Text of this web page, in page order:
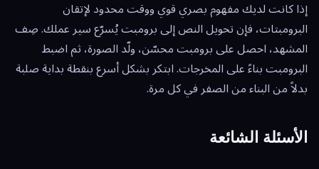
إذا كانت لديك مفهوم بصري قوي ووقت محدود لإتقان
البرومبتات، فإن تحويل النص إلى برومبت يُسرّع سير عملك. صِف
المشهد، احصل على برومبت محسّن، ولّد الصورة، ثم اضبط
البرومبت بناءً على المخرجات. ابتكر بشكل أسرع بنقطة بداية صلبة
بدلاً من البناء من الصفر في كل مرة.
الأسئلة الشائعة